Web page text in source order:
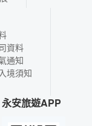
資料
通知
境須知
永安旅遊APP